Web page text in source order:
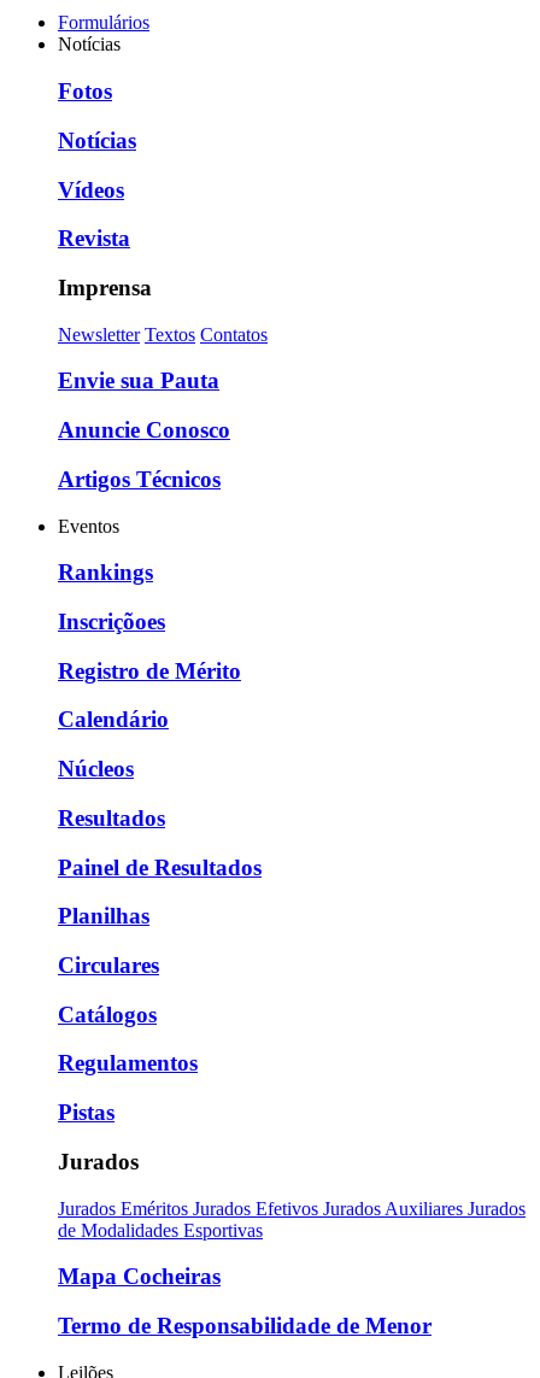
Formulários
Notícias
Fotos
Notícias
Vídeos
Revista
Imprensa
Newsletter Textos Contatos
Envie sua Pauta
Anuncie Conosco
Artigos Técnicos
Eventos
Rankings
Inscriçõoes
Registro de Mérito
Calendário
Núcleos
Resultados
Painel de Resultados
Planilhas
Circulares
Catálogos
Regulamentos
Pistas
Jurados
Jurados Eméritos Jurados Efetivos Jurados Auxiliares Jurados
de Modalidades Esportivas
Mapa Cocheiras
Termo de Responsabilidade de Menor
Leilões